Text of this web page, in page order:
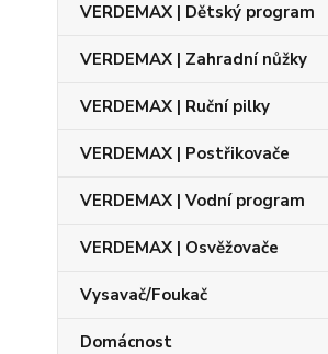
VERDEMAX | Dětský program
VERDEMAX | Zahradní nůžky
VERDEMAX | Ruční pilky
VERDEMAX | Postřikovače
VERDEMAX | Vodní program
VERDEMAX | Osvěžovače
Vysavač/Foukač
Domácnost